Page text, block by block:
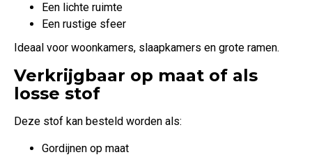
Een lichte ruimte
Een rustige sfeer
Ideaal voor woonkamers, slaapkamers en grote ramen.
Verkrijgbaar op maat of als
losse stof
Deze stof kan besteld worden als:
Gordijnen op maat